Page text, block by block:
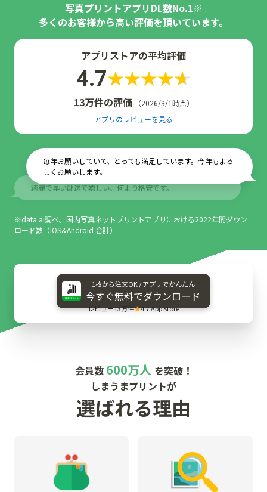
写真プリントアプリDL数No.1※
多くのお客様から高い評価を頂いています。
アプリストアの平均評価
4.7
13万件の評価
（2026/3/1時点）
アプリのレビューを見る
綺麗で早い郵送で嬉しい、何より格安です。
毎年お願いしていて、とっても満足しています。今年もよろ
しくお願いします。
※data.ai調べ。国内写真ネットプリントアプリにおける2022年間ダウン
ロード数（iOS&Android 合計）
1枚から​注文OK / アプリで​かんたん
今すぐ​無料で​ダウンロード
レビュー13万件★4.7 App Store
会員数 600万人 を突破！
しまうまプリントが
選ばれる理由